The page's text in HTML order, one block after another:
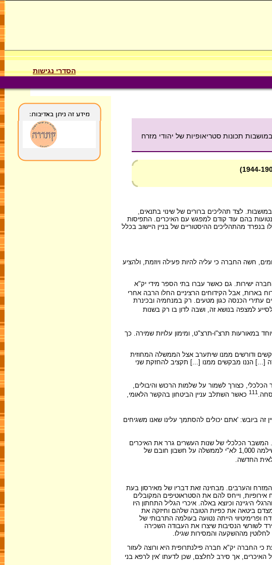
הסדרי נגישות
תכונות סטריאופיות של יהודי מזרח
לצד תהליכים ברורים של שינוי בתנאים,
בהם עוד קודם למפגש עם האיכרים. התפיסות
מהתהליכים ההיסטוריים של בניין היישוב בכלל
חשה החברה כי עליה להיות פעילה ויוזמת, ולהציע
ישירות. גם כאשר עברו בתי הספר מידי יק"א
בארות, אבל הקידוחים הרציניים החלו הרבה אחרי
הכנסה כגון מטעים. רק במנחמיה ובכינרת
במימון של קידוחים. בשנת 1933 עדיין מיאנה פיק"א לסייע למצפה בנושא זה, ושבה לדון בו רק בשנות
במאורעות תרצ"ו-תרצ"ט, ומימון עלויות שמירה. כך
ודורשים ממנו שיתערב אצל הממשלה המחוזית
[...] הננו מבקשים ממנו [...] תקציב להחזקת שני
כצורך לשמור על שלמות הרכוש והיבולים,
111 כאשר השתלב עניין הביטחון בהקשר הלאומי,
זה ביובש: 'אתם יכולים להסתמך עלינו שאנו משגיחים
המשבר הכלכלי של שנות העשרים גרר את האיכרים
למצוקת חובות קשה. ואז, לאחר שבנק אפ"ק ויתר על 30 אחוז מהחוב ופרש את יתרתו. ניאותה פיק"א לערוב להסדר, ובצעד יוצא דופן אף שילמה 1,000 לא"י לממשלה על חשבון חובם של
החדשה.
המזרח והערבים. מבחינה זאת דבריו של מאירסון בעת
מזרח אירופיות, וייחס להם את הסטראוטיפים המקובלים
היגיינה וכיוצא באלה. איכרי הגליל התחתון היו
ביטאה את כפיות הטובה שלהם וחיזקה את
הייתה נטועה בעולמה התרבותי של
לשורשי הנסיבות שיצרו את העבודה השכירה
מההשקעה והמסירות שגילו.
כי החברה יק"א חברה פילנתרופית היא ורוצה לעזור
האיכרים, אך סירב לחלצם, שכן לדעתו 'אין לרפא בני